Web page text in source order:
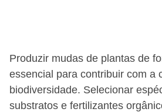
Produzir mudas de plantas de
essencial para contribuir com a
biodiversidade. Selecionar
substratos e fertilizantes